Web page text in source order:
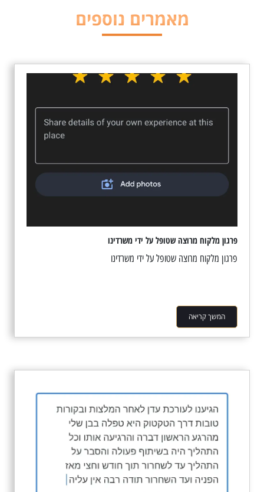
מאמרים נוספים
פרגון מלקוח מרוצה שטופל על ידי משרדינו
פרגון מלקוח מרוצה שטופל על ידי משרדינו
המשך קריאה